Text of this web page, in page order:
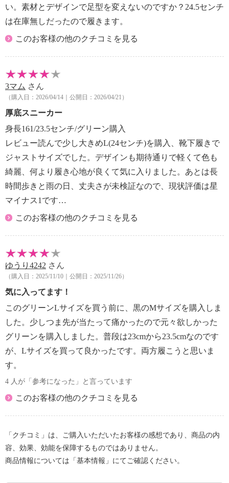
対応サイズ：２４．０ｃｍ
対応サイズ：２４．５ｃｍ
い。素材とデザインで足型を変えないのですか？24.5センチ
は在庫無しだったので履きます。
このお客様の他のクチコミを見る
3マム さん
（購入日：2026/04/14｜公開日：2026/04/21）
厚底スニーカー
身長161/23.5センチ/グリーン購入
レビュー読んで少し大きめL(24センチ)を購入、靴下履きで
ジャストサイズでした。デザインも期待通りで軽くて色も
綺麗、何より履き心地が良くて気に入りました。あとは長
時間歩きと雨の日、丈夫さが未検証なので、現状評価は星
マイナス1です…
このお客様の他のクチコミを見る
ゆうり4242 さん
（購入日：2025/11/10｜公開日：2025/11/26）
気に入ってます！
このグリーンLサイズを買う前に、黒のMサイズを購入しま
した。少しつま先が当たって痛かったので元々欲しかった
グリーンを購入しました。普段は23cmから23.5cmなのです
が、Lサイズを買って良かったです。両方履こうと思いま
す。
4 人が「参考になった」と言っています
このお客様の他のクチコミを見る
「クチコミ」は、ご購入いただいたお客様の感想であり、商品の内
容、効果、効能を保障するものではありません。
商品情報については「基本情報」にてご確認ください。